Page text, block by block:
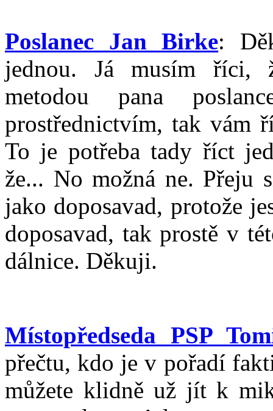
Poslanec Jan Birke:
jednou. Já musím říci,
metodou pana
prostřednictvím, tak vám
To je potřeba tady říct
že... No možná ne. Přeju
jako doposavad, protože
doposavad, tak prostě v
dálnice. Děkuji.
Místopředseda PSP
přečtu, kdo je v pořadí
můžete klidně už jít k